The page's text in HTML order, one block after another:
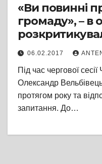
«Ви повинні
громаду», – в
06.02.2017
Під час чергової
Олександр
протягом року та
запитання. До…